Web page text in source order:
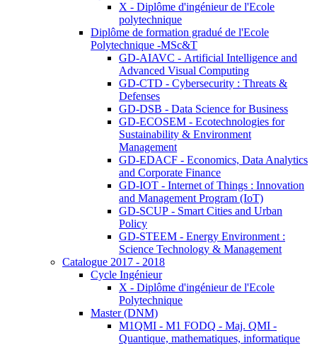
X - Diplôme d'ingénieur de l'Ecole
polytechnique
Diplôme de formation gradué de l'Ecole
Polytechnique -MSc&T
GD-AIAVC - Artificial Intelligence and
Advanced Visual Computing
GD-CTD - Cybersecurity : Threats &
Defenses
GD-DSB - Data Science for Business
GD-ECOSEM - Ecotechnologies for
Sustainability & Environment
Management
GD-EDACF - Economics, Data Analytics
and Corporate Finance
GD-IOT - Internet of Things : Innovation
and Management Program (IoT)
GD-SCUP - Smart Cities and Urban
Policy
GD-STEEM - Energy Environment :
Science Technology & Management
Catalogue 2017 - 2018
Cycle Ingénieur
X - Diplôme d'ingénieur de l'Ecole
Polytechnique
Master (DNM)
M1QMI - M1 FODQ - Maj. QMI -
Quantique, mathematiques, informatique